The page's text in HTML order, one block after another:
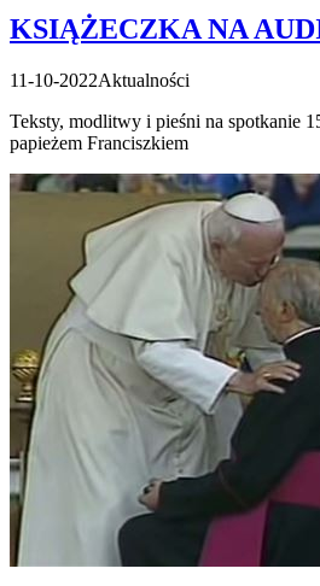
KSIĄŻECZKA NA
11-10-2022Aktualności
Teksty, modlitwy i pieśni na spotkanie
papieżem Franciszkiem